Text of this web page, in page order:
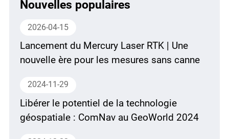
Nouvelles populaires
2026-04-15
Lancement du Mercury Laser RTK | Une
nouvelle ère pour les mesures sans canne
2024-11-29
Libérer le potentiel de la technologie
géospatiale : ComNav au GeoWorld 2024